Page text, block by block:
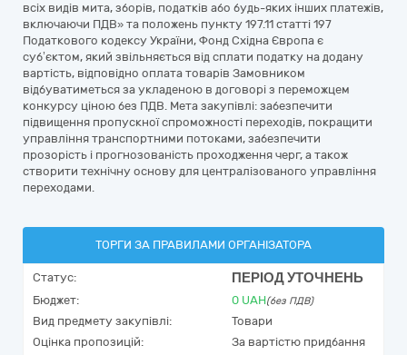
всіх видів мита, зборів, податків або будь-яких інших платежів,
включаючи ПДВ» та положень пункту 197.11 статті 197
Податкового кодексу України, Фонд Східна Європа є
суб’єктом, який звільняється від сплати податку на додану
вартість, відповідно оплата товарів Замовником
відбуватиметься за укладеною в договорі з переможцем
конкурсу ціною без ПДВ. Мета закупівлі: забезпечити
підвищення пропускної спроможності переходів, покращити
управління транспортними потоками, забезпечити
прозорість і прогнозованість проходження черг, а також
створити технічну основу для централізованого управління
переходами.
ТОРГИ ЗА ПРАВИЛАМИ ОРГАНІЗАТОРА
Статус: ПЕРІОД УТОЧНЕНЬ
Бюджет: 0 UAH(без ПДВ)
Вид предмету закупівлі:
Товари
Оцінка пропозицій:
За вартістю придбання